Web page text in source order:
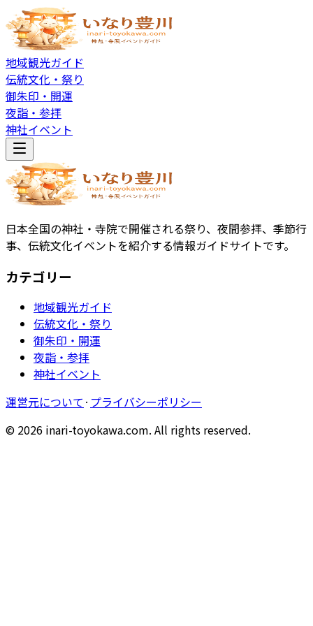
地域観光ガイド
伝統文化・祭り
御朱印・開運
夜詣・参拝
神社イベント
日本全国の神社・寺院で開催される祭り、夜間参拝、季節行
事、伝統文化イベントを紹介する情報ガイドサイトです。
カテゴリー
地域観光ガイド
伝統文化・祭り
御朱印・開運
夜詣・参拝
神社イベント
運営元について · プライバシーポリシー
© 2026 inari-toyokawa.com. All rights reserved.